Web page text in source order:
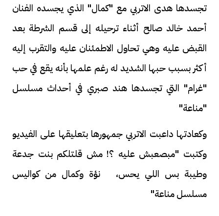
تجسدها هدى الاتربي مع "كمال" الذي يجسده الفنان
أحمد خالد صالح أثناء ترحيله إلى قسم الشرطة بعد
القبض عليه وهي تحاول الاطمئنان عليه والتقرب إليه
أكثر بسبب حبها الشديد له رغم علمها بأنه يقع في حب
"غرام" التي تجسدها هند صبري في أحداث مسلسل
"مناعة"
وكعادتها داعبت الاتربي جمهورها بتعليقها على الفيديو
وكتبت "مبصعبش عليه ؟! مش قلتلكم بنت جدعة
وطيبة بس اللي يحس، نؤة وكمال من كواليس
مسلسل مناعة"